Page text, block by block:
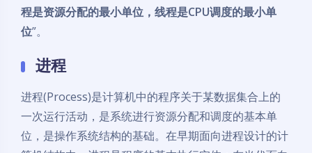
程是资源分配的最小单位，线程是CPU调度的最小单
位”。
进程
进程(Process)是计算机中的程序关于某数据集合上的
一次运行活动，是系统进行资源分配和调度的基本单
位，是操作系统结构的基础。在早期面向进程设计的计